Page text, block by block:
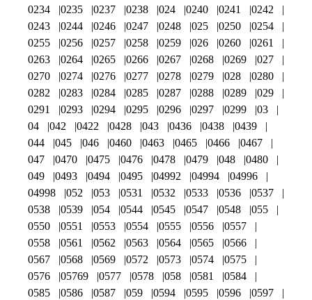
0234 0235 0237 0238 024 0240 0241
0242
0243
0244 0246 0247 0248 025 0250
0254
0255
0256 0257 0258 0259 026 0260
0261
0263
0264 0265 0266 0267 0268 0269
027
0270
0274 0276 0277 0278 0279 028
0280
0282
0283 0284 0285 0287 0288 0289
029
0291
0293 0294 0295 0296 0297 0299
03
04
042 0422 0428 043 0436 0438
0439
044
045 046 0460 0463 0465 0466
0467
047
0470 0475 0476 0478 0479 048
0480
049
0493 0494 0495 04992 04994
04996
04998
052 053 0531 0532 0533 0536
0537
0538
0539 054 0544 0545 0547 0548
055
0550
0551 0553 0554 0555 0556
0557
0558
0561 0562 0563 0564 0565
0566
0567
0568 0569 0572 0573 0574
0575
0576
05769 0577 0578 058 0581
0584
0585
0586 0587 059 0594 0595 0596
0597